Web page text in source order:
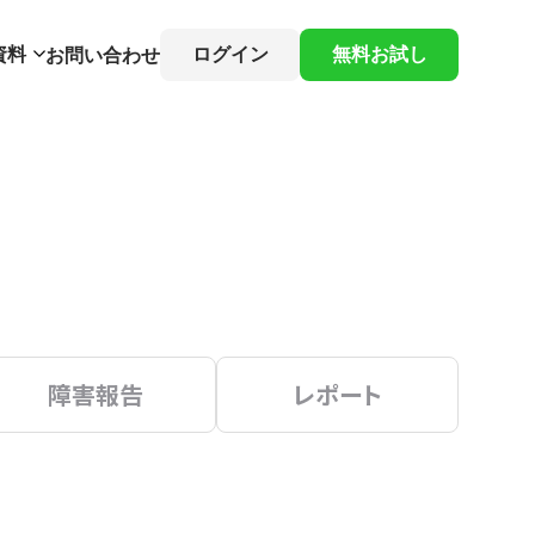
料 お問い合わせ ログイン 無料お試し
障害報告 レポート